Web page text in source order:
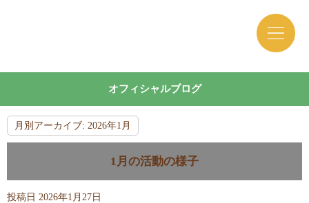
オフィシャルブログ
月別アーカイブ: 2026年1月
1月の活動の様子
投稿日 2026年1月27日